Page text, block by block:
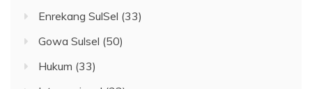
Enrekang SulSel (33)
Gowa Sulsel (50)
Hukum (33)